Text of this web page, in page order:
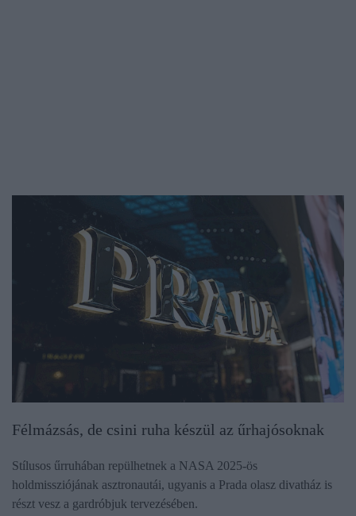
Félmázsás, de csini ruha készül az űrhajósoknak
Stílusos űrruhában repülhetnek a NASA 2025-ös
holdmissziójának asztronautái, ugyanis a Prada olasz divatház is
részt vesz a gardróbjuk tervezésében.